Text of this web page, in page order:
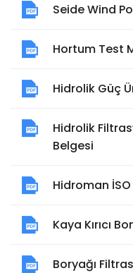
Seide Wind
Hortum Test
Hidrolik Güç
Hidrolik
Belgesi
Hidroman
Kaya Kırıcı
Boryağı